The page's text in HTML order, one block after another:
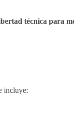
técnica para
incluye: